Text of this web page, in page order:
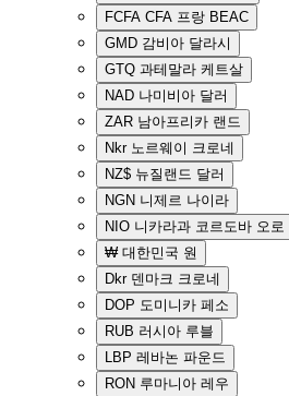
FCFA CFA 프랑 BEAC
GMD 감비아 달라시
GTQ 과테말라 케트살
NAD 나미비아 달러
ZAR 남아프리카 랜드
Nkr 노르웨이 크로네
NZ$ 뉴질랜드 달러
NGN 니제르 나이라
NIO 니카라과 코르도바 오로
₩ 대한민국 원
Dkr 덴마크 크로네
DOP 도미니카 페소
RUB 러시아 루블
LBP 레바논 파운드
RON 루마니아 레우